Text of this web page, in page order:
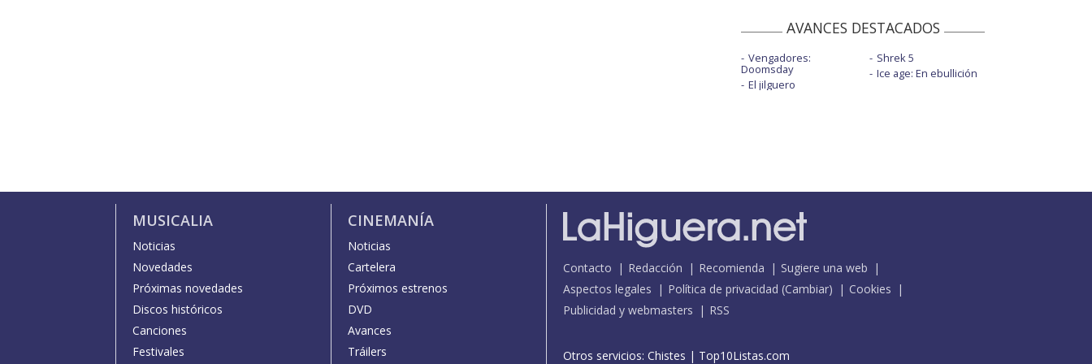
AVANCES DESTACADOS
Vengadores:
Doomsday
El jilguero
Shrek 5
Ice age: En ebullición
MUSICALIA
Noticias
Novedades
Próximas novedades
Discos históricos
Canciones
Festivales
CINEMANÍA
Noticias
Cartelera
Próximos estrenos
DVD
Avances
Tráilers
Contacto Redacción Recomienda
Sugiere una web
Aspectos legales
Política de privacidad (Cambiar)
Cookies
Publicidad y webmasters
RSS
Otros servicios: Chistes | Top10Listas.com